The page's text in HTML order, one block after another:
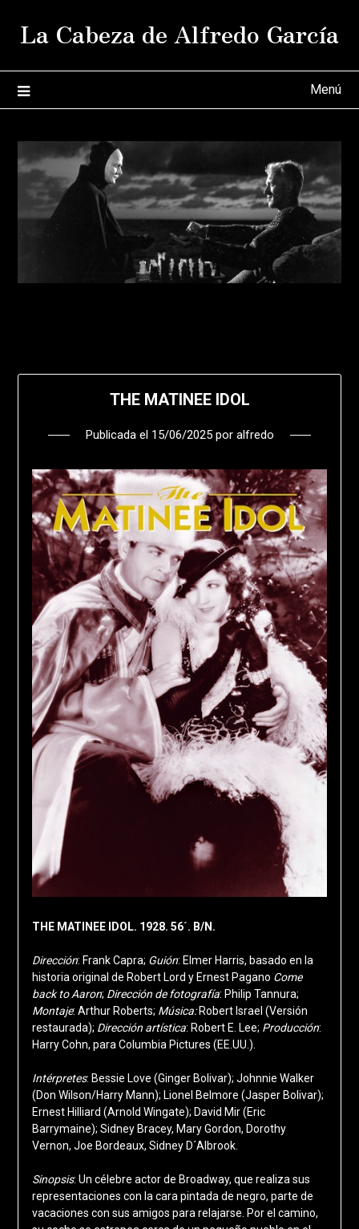
La Cabeza de Alfredo García
Menú
THE MATINEE IDOL
Publicada el 15/06/2025por alfredo
THE MATINEE IDOL. 1928. 56´. B/N.
Dirección: Frank Capra; Guión: Elmer Harris, basado en la
historia original de Robert Lord y Ernest Pagano Come
back to Aaron; Dirección de fotografía: Philip Tannura;
Montaje: Arthur Roberts; Música: Robert Israel (Versión
restaurada); Dirección artística: Robert E. Lee; Producción:
Harry Cohn, para Columbia Pictures (EE.UU.).
Intérpretes: Bessie Love (Ginger Bolivar); Johnnie Walker
(Don Wilson/Harry Mann); Lionel Belmore (Jasper Bolivar);
Ernest Hilliard (Arnold Wingate); David Mir (Eric
Barrymaine); Sidney Bracey, Mary Gordon, Dorothy
Vernon, Joe Bordeaux, Sidney D´Albrook.
Sinopsis: Un célebre actor de Broadway, que realiza sus
representaciones con la cara pintada de negro, parte de
vacaciones con sus amigos para relajarse. Por el camino,